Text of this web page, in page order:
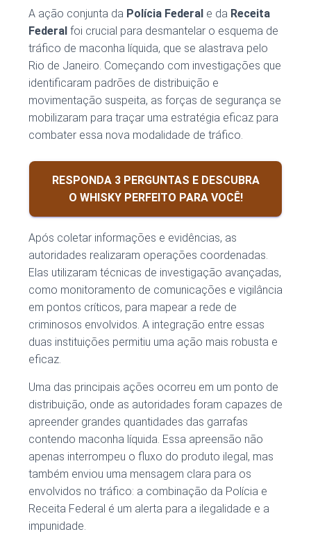
A ação conjunta da Polícia Federal e da Receita
Federal foi crucial para desmantelar o esquema de
tráfico de maconha líquida, que se alastrava pelo
Rio de Janeiro. Começando com investigações que
identificaram padrões de distribuição e
movimentação suspeita, as forças de segurança se
mobilizaram para traçar uma estratégia eficaz para
combater essa nova modalidade de tráfico.
RESPONDA 3 PERGUNTAS E DESCUBRA
O WHISKY PERFEITO PARA VOCÊ!
Após coletar informações e evidências, as
autoridades realizaram operações coordenadas.
Elas utilizaram técnicas de investigação avançadas,
como monitoramento de comunicações e vigilância
em pontos críticos, para mapear a rede de
criminosos envolvidos. A integração entre essas
duas instituições permitiu uma ação mais robusta e
eficaz.
Uma das principais ações ocorreu em um ponto de
distribuição, onde as autoridades foram capazes de
apreender grandes quantidades das garrafas
contendo maconha líquida. Essa apreensão não
apenas interrompeu o fluxo do produto ilegal, mas
também enviou uma mensagem clara para os
envolvidos no tráfico: a combinação da Polícia e
Receita Federal é um alerta para a ilegalidade e a
impunidade.